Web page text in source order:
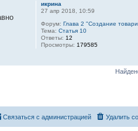
икрина
27 апр 2018, 10:59
Форум:Глава 2 "Создание
Тема:Статья 10
Ответы: 12
Просмотры: 179585
Удалить
Связаться с администрацией